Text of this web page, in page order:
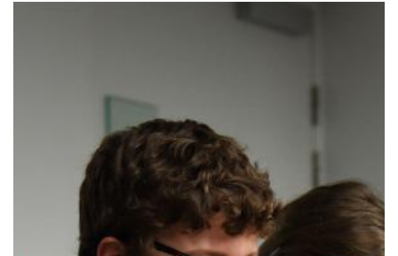
Jeune public
EN SAVOIR PLUS